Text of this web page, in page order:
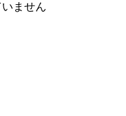
ません